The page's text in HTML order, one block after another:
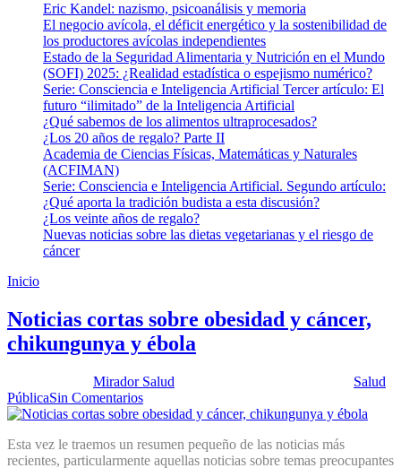
Eric Kandel: nazismo, psicoanálisis y memoria
El negocio avícola, el déficit energético y la sostenibilidad de
los productores avícolas independientes
Estado de la Seguridad Alimentaria y Nutrición en el Mundo
(SOFI) 2025: ¿Realidad estadística o espejismo numérico?
Serie: Consciencia e Inteligencia Artificial Tercer artículo: El
futuro “ilimitado” de la Inteligencia Artificial
¿Qué sabemos de los alimentos ultraprocesados?
¿Los 20 años de regalo? Parte II
Academia de Ciencias Físicas, Matemáticas y Naturales
(ACFIMAN)
Serie: Consciencia e Inteligencia Artificial. Segundo artículo:
¿Qué aporta la tradición budista a esta discusión?
¿Los veinte años de regalo?
Nuevas noticias sobre las dietas vegetarianas y el riesgo de
cáncer
Inicio
Noticias cortas sobre obesidad y cáncer,
chikungunya y ébola
Mirador Salud
Salud
PúblicaSin Comentarios
Esta vez le traemos un resumen pequeño de las noticias más
recientes, particularmente aquellas noticias sobre temas preocupantes